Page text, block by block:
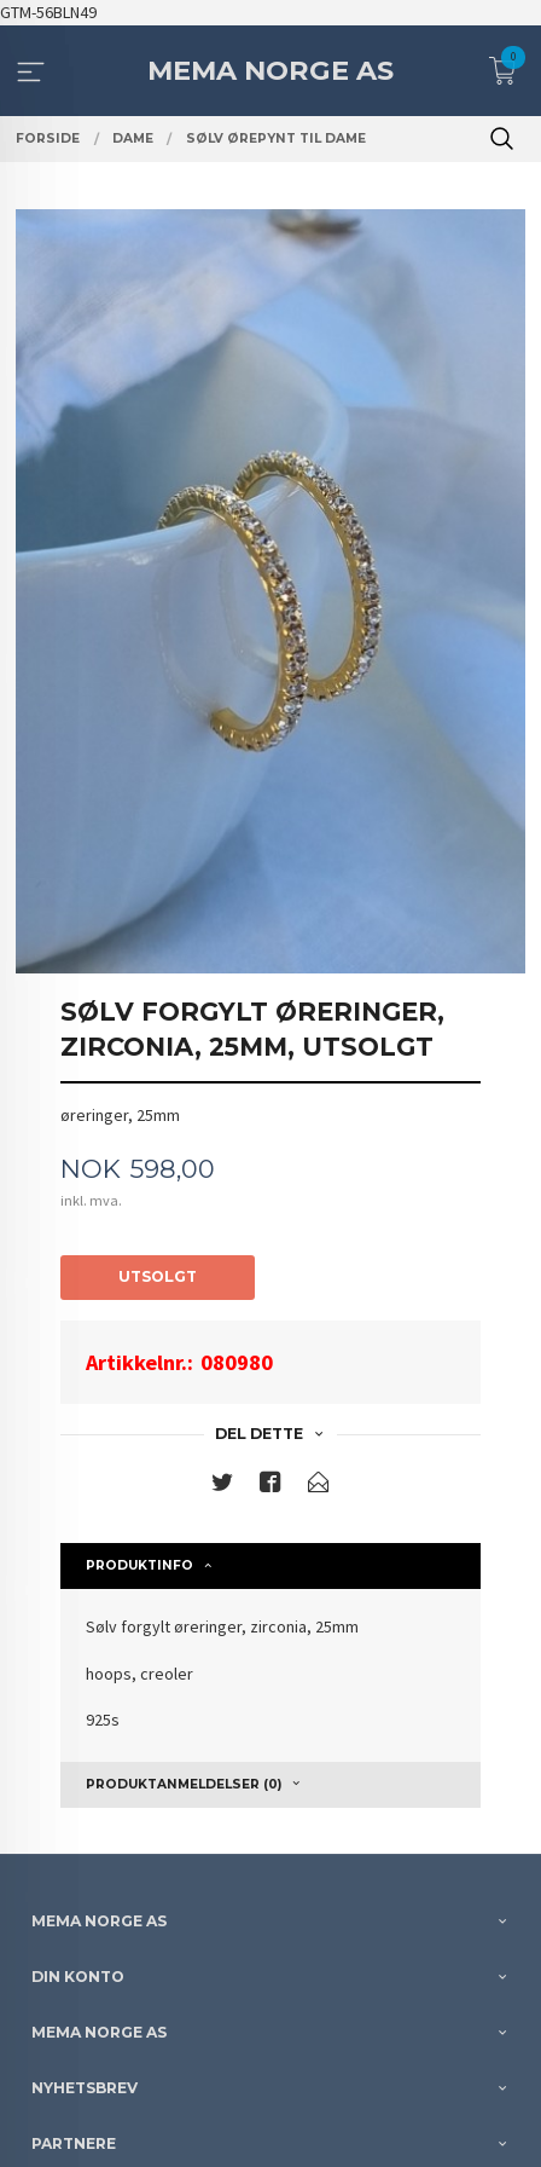
GTM-56BLN49Gå
innholdetMEMA NORGE AS 0
FORSIDE DAME SØLV ØREPYNT TIL DAME
SØLV FORGYLT ØRERINGER,
ZIRCONIA, 25MM, UTSOLGT
øreringer, 25mm
Pris
NOK 598,00
inkl. mva.
UTSOLGT
Artikkelnr.: 080980
DEL DETTE
PRODUKTINFO
Sølv forgylt øreringer, zirconia, 25mm
hoops, creoler
925s
PRODUKTANMELDELSER (0)
MEMA NORGE AS
DIN KONTO
MEMA NORGE AS
NYHETSBREV
PARTNERE